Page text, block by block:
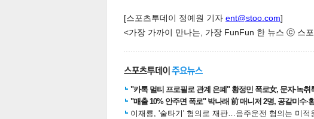
[스포츠투데이 정예원 기자 ent@stoo.com]
<가장 가까이 만나는, 가장 FunFun 한 뉴스 ⓒ 스
"카톡 멀티 프로필로 관계 은폐" 황정민 폭로女, 문자·녹취
"매출 10% 안주면 폭로" 박나래 前 매니저 2명, 공갈미수·
이재룡, '술타기' 혐의로 재판…음주운전 혐의는 미적